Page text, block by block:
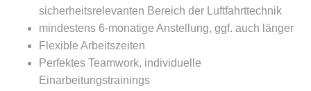
sicherheitsrelevanten Bereich der Luftfahrttechnik
mindestens 6-monatige Anstellung, ggf. auch länger
Flexible Arbeitszeiten
Perfektes Teamwork, individuelle
Einarbeitungstrainings